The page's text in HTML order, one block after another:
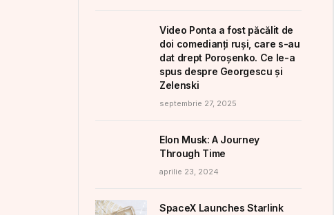
Video Ponta a fost păcălit de
doi comedianți ruși, care s-au
dat drept Poroșenko. Ce le-a
spus despre Georgescu și
Zelenski
septembrie 27, 2025
Elon Musk: A Journey
Through Time
aprilie 23, 2024
SpaceX Launches Starlink